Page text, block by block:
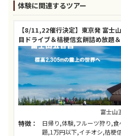
体験に関連するツアー
【8/11,22催行決定】東京発 富士
目ドライブ＆桔梗信玄餅詰め放題
狩り
富士山
特徴：
日帰り,体験,フルーツ狩り,食
題,1万円以下,イチオシ,桔梗